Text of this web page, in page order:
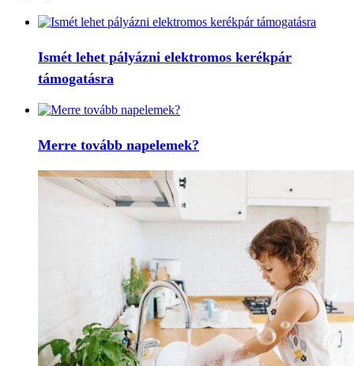
Ismét lehet pályázni elektromos kerékpár
támogatásra
Merre tovább napelemek?